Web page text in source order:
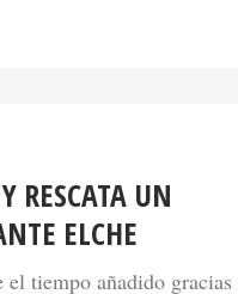
UN
ELCHE
tiempo añadido gracias
Elche en